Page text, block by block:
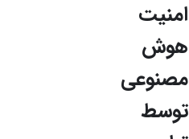
امنیت
هوش
مصنوعی
توسط